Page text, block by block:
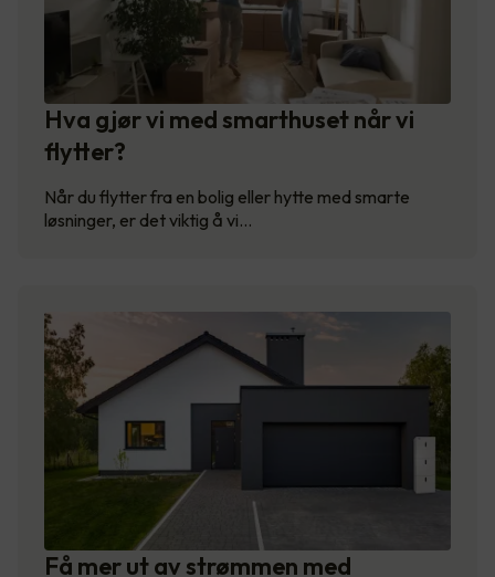
Hva gjør vi med smarthuset når vi
flytter?
Når du flytter fra en bolig eller hytte med smarte
løsninger, er det viktig å vi…
Få mer ut av strømmen med